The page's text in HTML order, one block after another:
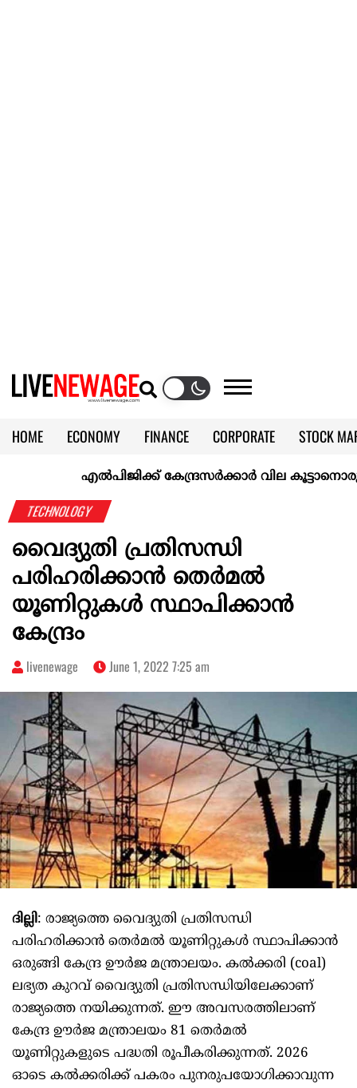
HOME ECONOMY FINANCE CORPORATE
STOCK
KERALA @70
എല്‍പിജിക്ക് കേന്ദ്രസർക്കാർ വില
TECHNOLOGY
വൈദ്യുതി പ്രതിസന്ധി
പരിഹരിക്കാൻ തെർമൽ
യൂണിറ്റുകൾ സ്ഥാപിക്കാൻ
കേന്ദ്രം
livenewage June 1, 2022 7:25 am
ദില്ലി: രാജ്യത്തെ വൈദ്യുതി പ്രതിസന്ധി
പരിഹരിക്കാൻ തെർമൽ യൂണിറ്റുകൾ സ്ഥാപിക്കാൻ
ഒരുങ്ങി കേന്ദ്ര ഊർജ മന്ത്രാലയം. കൽക്കരി (coal)
ലഭ്യത കുറവ് വൈദ്യുതി പ്രതിസന്ധിയിലേക്കാണ്
രാജ്യത്തെ നയിക്കുന്നത്. ഈ അവസരത്തിലാണ്
കേന്ദ്ര ഊർജ മന്ത്രാലയം 81 തെർമൽ
യൂണിറ്റുകളുടെ പദ്ധതി രൂപീകരിക്കുന്നത്. 2026
ഓടെ കൽക്കരിക്ക് പകരം പുനരുപയോഗിക്കാവുന്ന